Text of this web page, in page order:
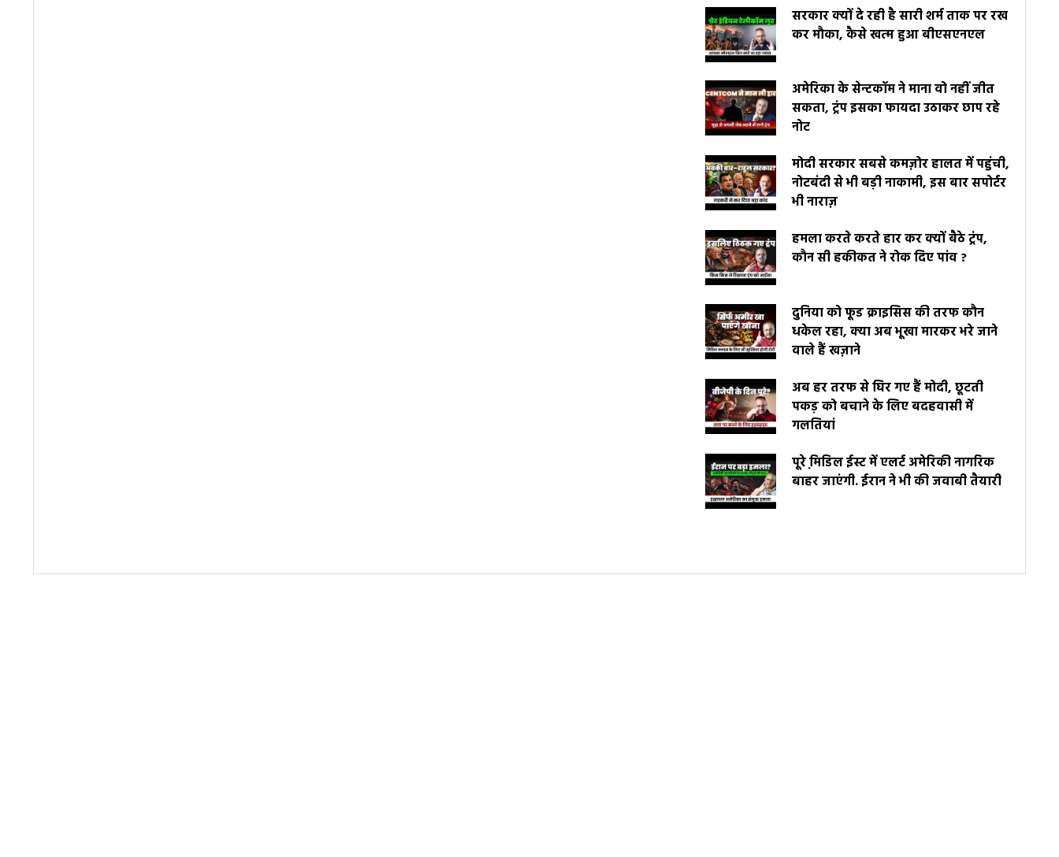
सरकार क्यों दे रही है सारी शर्म ताक पर रख
कर मौका, कैसे खत्म हुआ बीएसएनएल
अमेरिका के सेन्टकॉम ने माना वो नहीं जीत
सकता, ट्रंप इसका फायदा उठाकर छाप रहे
नोट
मोदी सरकार सबसे कमज़ोर हालत में पहुंची,
नोटबंदी से भी बड़ी नाकामी, इस बार सपोर्टर
भी नाराज़
हमला करते करते हार कर क्यों बैठे ट्रंप,
कौन सी हकीकत ने रोक दिए पांव ?
दुनिया को फूड क्राइसिस की तरफ कौन
धकेल रहा, क्या अब भूखा मारकर भरे जाने
वाले हैं खज़ाने
अब हर तरफ से घिर गए हैं मोदी, छूटती
पकड़ को बचाने के लिए बदहवासी में
गलतियां
पूरे मि़डिल ईस्ट में एलर्ट अमेरिकी नागरिक
बाहर जाएंगी. ईरान ने भी की जवाबी तैयारी